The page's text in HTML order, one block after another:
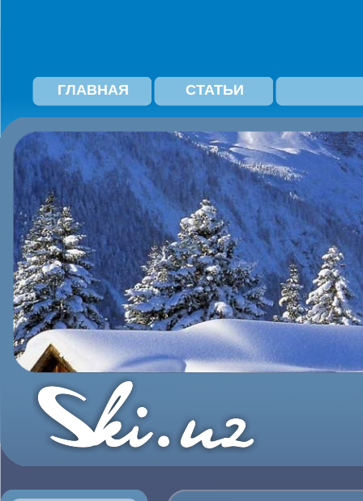
ГЛАВНАЯ СТАТЬИ